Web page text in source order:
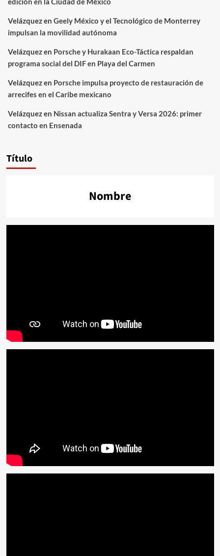
Velázquezen Geely México y el Tecnológico de Monterrey
impulsan la movilidad autónoma
Velázquezen Porsche y Hurakaan Eco-Táctica respaldan
programa social del DIF en Playa del Carmen
Velázquezen Porsche impulsa proyecto de restauración de
arrecifes en el Caribe mexicano
Velázquezen Nissan actualiza Sentra y Versa 2026: primer
contacto en Ensenada
Título
Nombre